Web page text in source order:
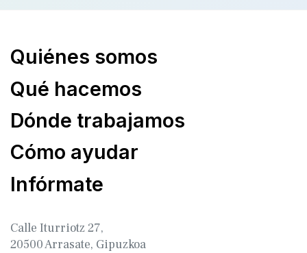
Quiénes somos
Qué hacemos
Dónde trabajamos
Cómo ayudar
Infórmate
Calle Iturriotz 27,
20500 Arrasate, Gipuzkoa